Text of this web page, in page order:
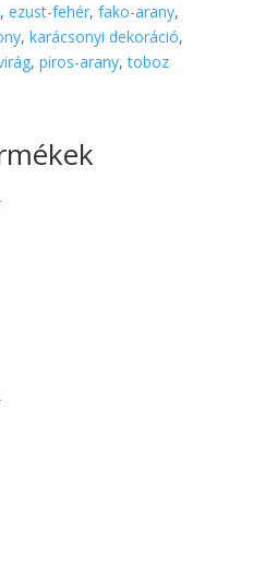
, ezust-fehér, fako-arany,
, karácsonyi dekoráció,
, piros-arany,toboz